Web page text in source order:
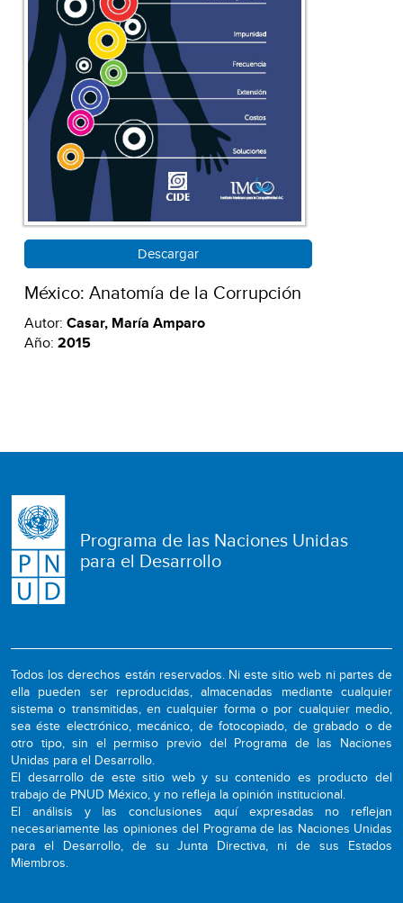
Descargar
México: Anatomía de la Corrupción
Autor: Casar, María Amparo
Año: 2015
Programa de las Naciones Unidas
para el Desarrollo
Todos los derechos están reservados. Ni este sitio web ni partes de
ella pueden ser reproducidas, almacenadas mediante cualquier
sistema o transmitidas, en cualquier forma o por cualquier medio,
sea éste electrónico, mecánico, de fotocopiado, de grabado o de
otro tipo, sin el permiso previo del Programa de las Naciones
Unidas para el Desarrollo.
El desarrollo de este sitio web y su contenido es producto del
trabajo de PNUD México, y no refleja la opinión institucional.
El análisis y las conclusiones aquí expresadas no reflejan
necesariamente las opiniones del Programa de las Naciones Unidas
para el Desarrollo, de su Junta Directiva, ni de sus Estados
Miembros.